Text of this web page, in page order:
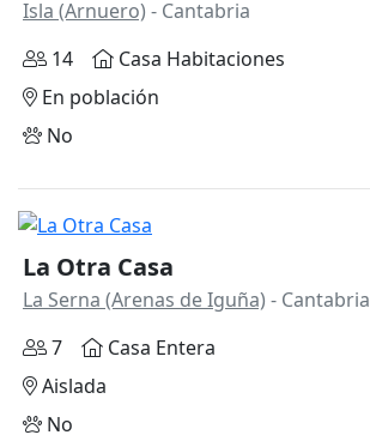
Isla (Arnuero) - Cantabria
14
Casa Habitaciones
En población
No
La Otra Casa
La Serna (Arenas de Iguña) - Cantabria
7
Casa Entera
Aislada
No